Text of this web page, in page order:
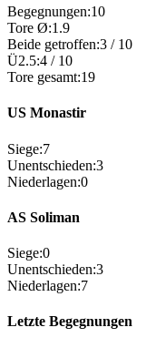
Begegnungen:10
Tore Ø:1.9
Beide getroffen:3 / 10
Ü2.5:4 / 10
Tore gesamt:19
US Monastir
Siege:7
Unentschieden:3
Niederlagen:0
AS Soliman
Siege:0
Unentschieden:3
Niederlagen:7
Letzte Begegnungen